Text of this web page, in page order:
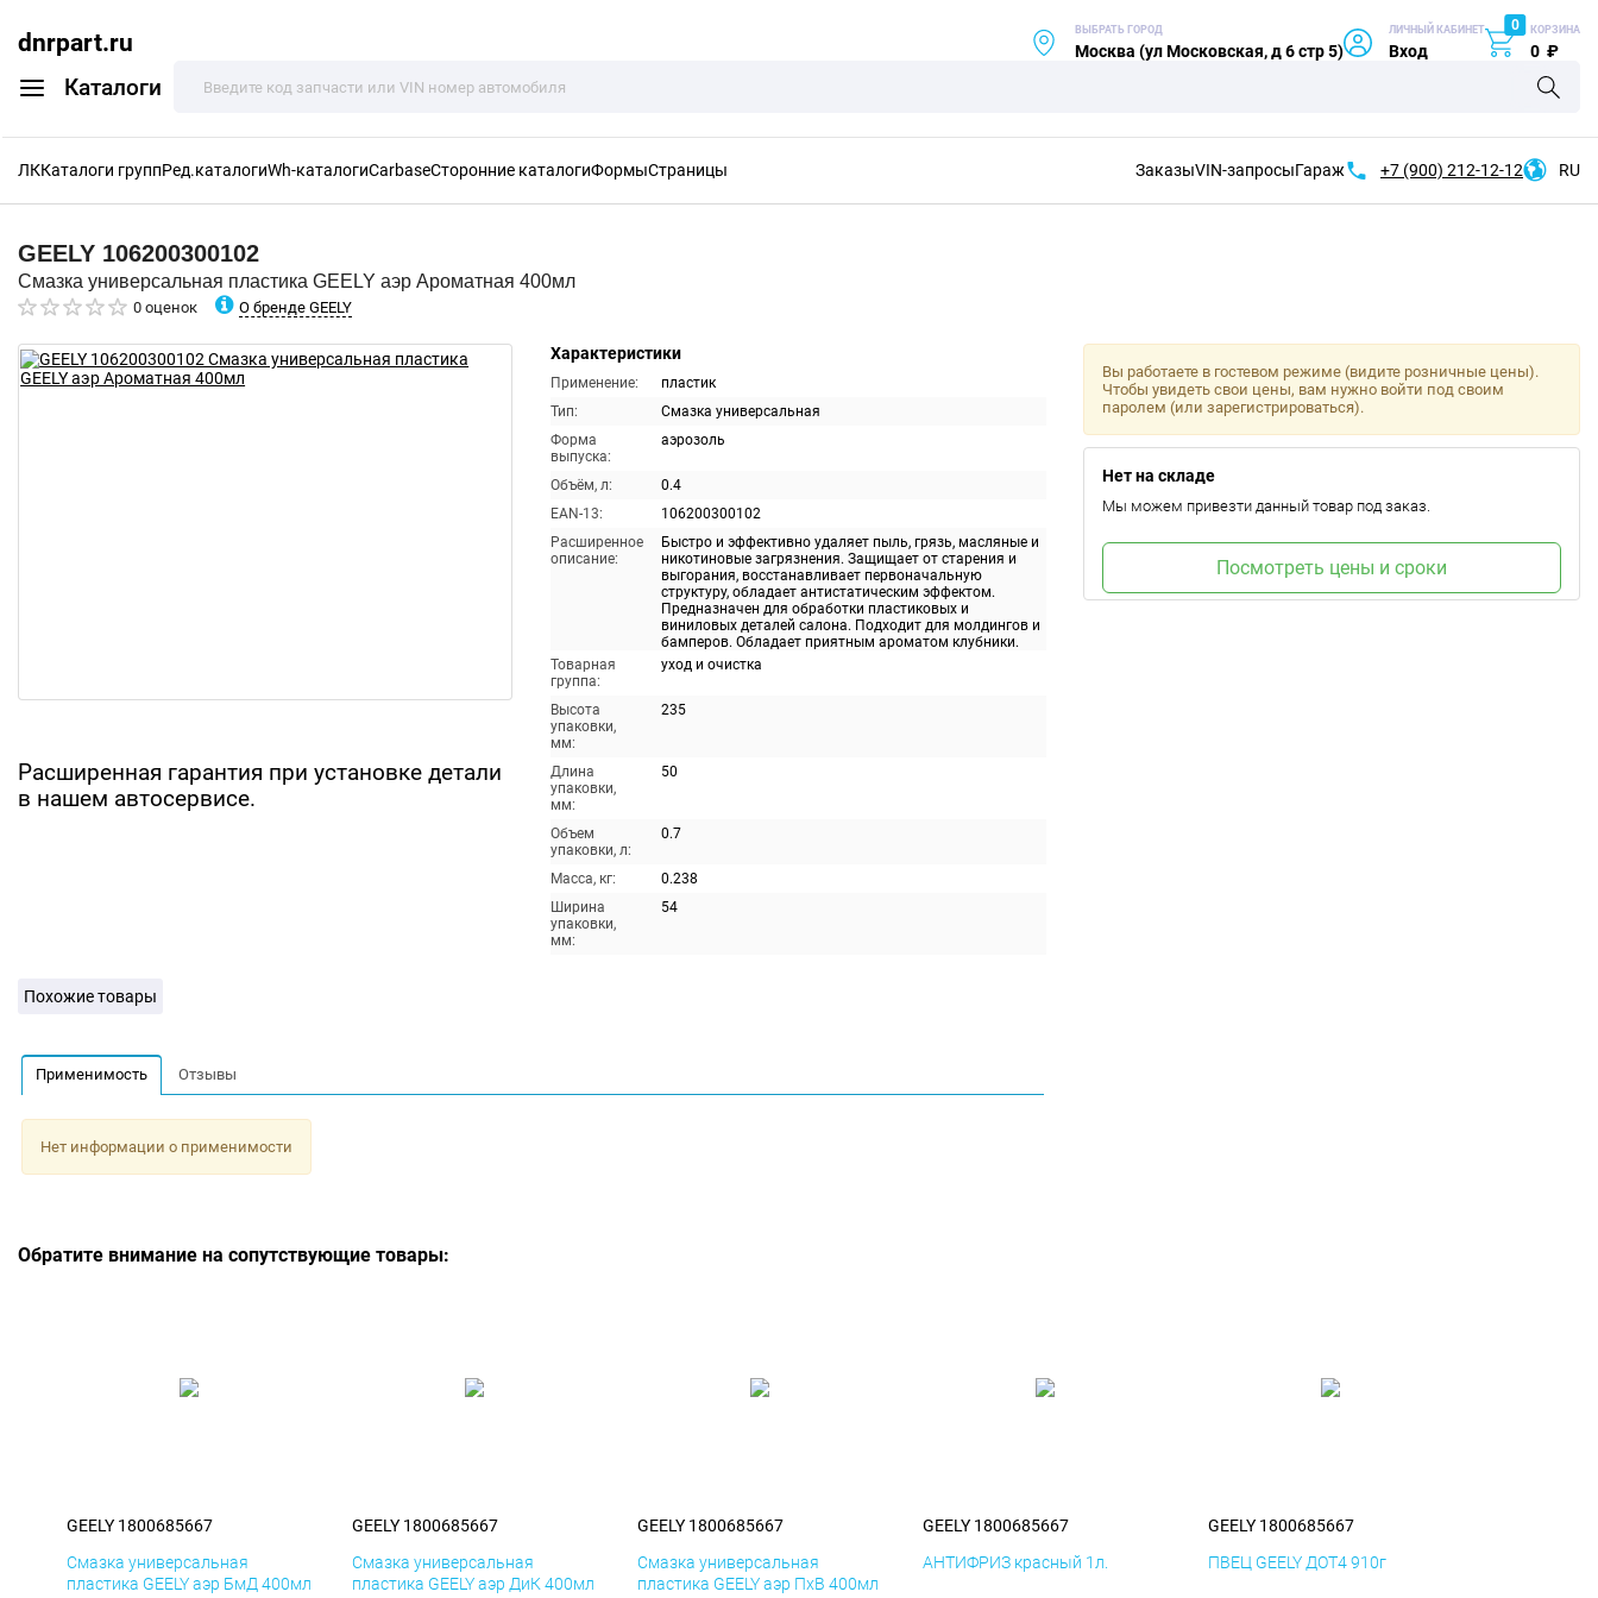
dnrpart.ru
Каталоги
ВЫБРАТЬ ГОРОД
Москва (ул Московская, д 6 стр 5)
ЛИЧНЫЙ КАБИНЕТ
Вход
0 КОРЗИНА
0 ₽
ЛККаталоги группРед.каталогиWh-каталогиCarbaseСторонние каталогиФормыСтраницы ЗаказыVIN-запросыГараж +7 (900) 212-12-12 RU
GEELY 106200300102
Смазка универсальная пластика GEELY аэр Ароматная 400мл
0 оценок О бренде GEELY
Расширенная гарантия при установке детали
в нашем автосервисе.
Характеристики
Применение:
пластик
Тип:
Смазка универсальная
Форма
выпуска:
аэрозоль
Объём, л:
0.4
EAN-13:
106200300102
Расширенное
описание:
Быстро и эффективно удаляет пыль, грязь, масляные и
никотиновые загрязнения. Защищает от старения и
выгорания, восстанавливает первоначальную
структуру, обладает антистатическим эффектом.
Предназначен для обработки пластиковых и
виниловых деталей салона. Подходит для молдингов и
бамперов. Обладает приятным ароматом клубники.
Товарная
группа:
уход и очистка
Высота
упаковки,
мм:
235
Длина
упаковки,
мм:
50
Объем
упаковки, л:
0.7
Масса, кг:
0.238
Ширина
упаковки,
мм:
54
Вы работаете в гостевом режиме (видите розничные цены).
Чтобы увидеть свои цены, вам нужно войти под своим
паролем (или зарегистрироваться).
Нет на складе
Мы можем привезти данный товар под заказ.
Посмотреть цены и сроки
Похожие товары
Применимость Отзывы
Нет информации о применимости
Обратите внимание на сопутствующие товары:
GEELY 1800685667
Смазка универсальная
пластика GEELY аэр БмД 400мл
GEELY 1800685667
Смазка универсальная
пластика GEELY аэр ДиК 400мл
GEELY 1800685667
Смазка универсальная
пластика GEELY аэр ПхВ 400мл
GEELY 1800685667
АНТИФРИЗ красный 1л.
GEELY 1800685667
ПВЕЦ GEELY ДОТ4 910г